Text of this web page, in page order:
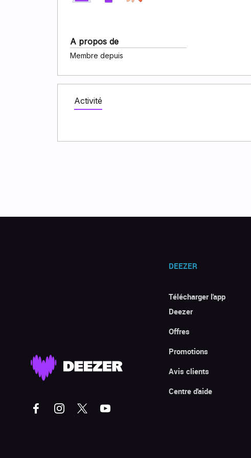
A propos de
Membre depuis
Activité
DEEZER
Télécharger l'app
Deezer
Offres
Promotions
Avis clients
Centre d'aide